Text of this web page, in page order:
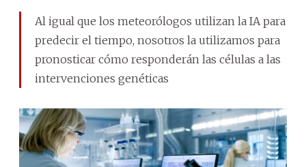
Al igual que los meteorólogos utilizan la IA para
predecir el tiempo, nosotros la utilizamos para
pronosticar cómo responderán las células a las
intervenciones genéticas